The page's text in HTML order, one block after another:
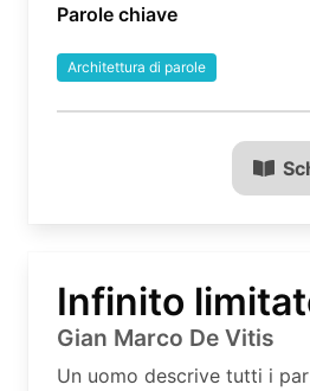
Parole chiave
Architettura di parole
Infinito
Gian Marco De Vitis
Un uomo descrive tutti i